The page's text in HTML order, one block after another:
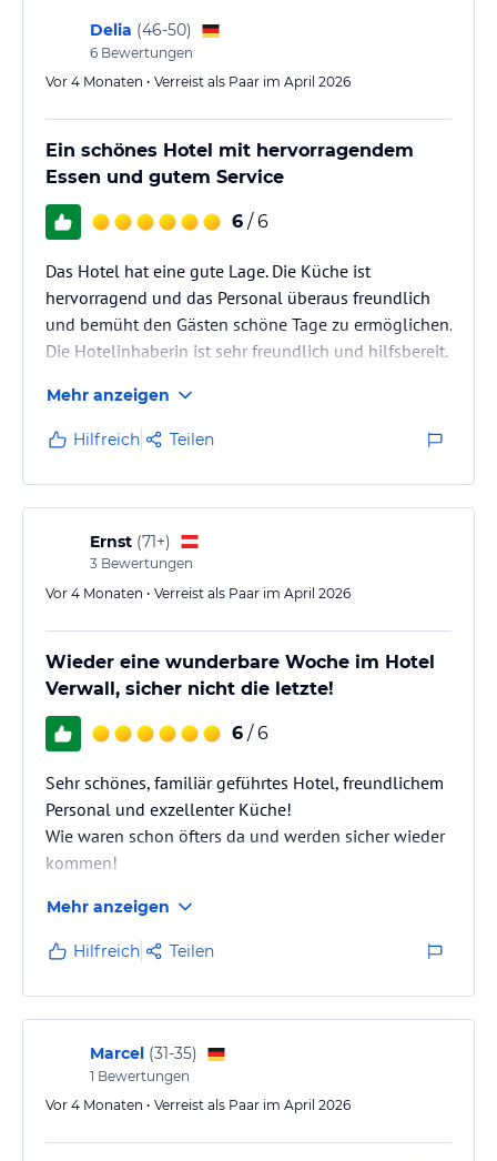
Delia (46-50)
6 Bewertungen
Vor 4 Monaten • Verreist als Paar im April 2026
Ein schönes Hotel mit hervorragendem
Essen und gutem Service
6 / 6
Das Hotel hat eine gute Lage. Die Küche ist
hervorragend und das Personal überaus freundlich
und bemüht den Gästen schöne Tage zu ermöglichen.
Die Hotelinhaberin ist sehr freundlich und hilfsbereit.
Mehr anzeigen
Hilfreich Teilen
Ernst (71+)
3 Bewertungen
Vor 4 Monaten • Verreist als Paar im April 2026
Wieder eine wunderbare Woche im Hotel
Verwall, sicher nicht die letzte!
6 / 6
Sehr schönes, familiär geführtes Hotel, freundlichem
Personal und exzellenter Küche!
Wie waren schon öfters da und werden sicher wieder
kommen!
angenehm ruhig und nicht weit vom Ortszentrum!
Mehr anzeigen
Hilfreich Teilen
Marcel (31-35)
1 Bewertungen
Vor 4 Monaten • Verreist als Paar im April 2026